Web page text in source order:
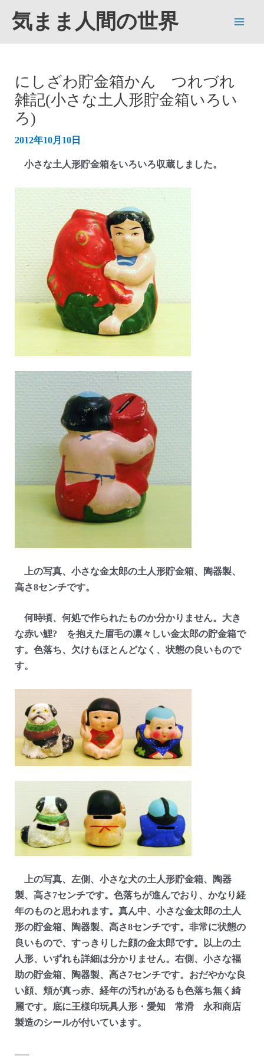
気まま人間の世界
にしざわ貯金箱かん つれづれ
雑記(小さな土人形貯金箱いろい
ろ)
2012年10月10日
小さな土人形貯金箱をいろいろ収蔵しました。
上の写真、小さな金太郎の土人形貯金箱、陶器製、
高さ8センチです。
何時頃、何処で作られたものか分かりません。大き
な赤い鯉? を抱えた眉毛の凛々しい金太郎の貯金箱で
す。色落ち、欠けもほとんどなく、状態の良いもので
す。
上の写真、左側、小さな犬の土人形貯金箱、陶器
製、高さ7センチです。色落ちが進んでおり、かなり経
年のものと思われます。真ん中、小さな金太郎の土人
形の貯金箱、陶器製、高さ8センチです。非常に状態の
良いもので、すっきりした顔の金太郎です。以上の土
人形、いずれも詳細は分かりません。右側、小さな福
助の貯金箱、陶器製、高さ7センチです。おだやかな良
い顔、頬が真っ赤、経年の汚れがあるも色落ち無く綺
麗です。底に王様印玩具人形・愛知 常滑 永和商店
製造のシールが付いています。
—–